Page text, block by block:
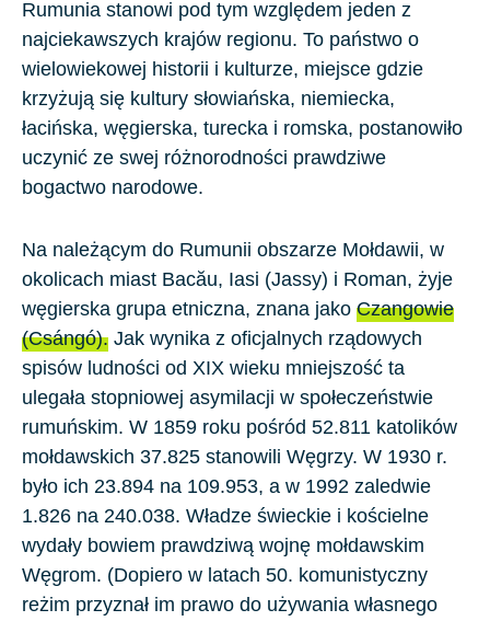
Rumunia stanowi pod tym względem jeden z
najciekawszych krajów regionu. To państwo o
wielowiekowej historii i kulturze, miejsce gdzie
krzyżują się kultury słowiańska, niemiecka,
łacińska, węgierska, turecka i romska, postanowiło
uczynić ze swej różnorodności prawdziwe
bogactwo narodowe.
Na należącym do Rumunii obszarze Mołdawii, w
okolicach miast Bacău, Iasi (Jassy) i Roman, żyje
węgierska grupa etniczna, znana jako Czangowie
(Csángó). Jak wynika z oficjalnych rządowych
spisów ludności od XIX wieku mniejszość ta
ulegała stopniowej asymilacji w społeczeństwie
rumuńskim. W 1859 roku pośród 52.811 katolików
mołdawskich 37.825 stanowili Węgrzy. W 1930 r.
było ich 23.894 na 109.953, a w 1992 zaledwie
1.826 na 240.038. Władze świeckie i kościelne
wydały bowiem prawdziwą wojnę mołdawskim
Węgrom. (Dopiero w latach 50. komunistyczny
reżim przyznał im prawo do używania własnego